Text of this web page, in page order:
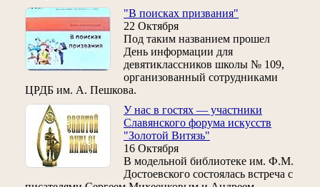
"В поисках призвания"
22 Октября
Под таким названием прошел
День информации для
девятиклассников школы № 109,
организованный сотрудниками
ЦРДБ им. А. Пешкова.
У нас в гостях — участники
Славянского форума искусств
"Золотой Витязь"
16 Октября
В модельной библиотеке им. Ф.М.
Достоевского состоялась встреча с